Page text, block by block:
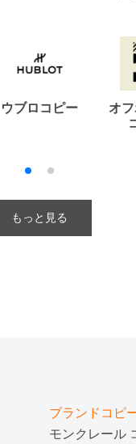
ウブロコピー
オ
もっと見る
ブランドコピ
モンクレール